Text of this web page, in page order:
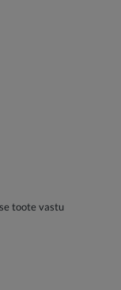
toote vastu